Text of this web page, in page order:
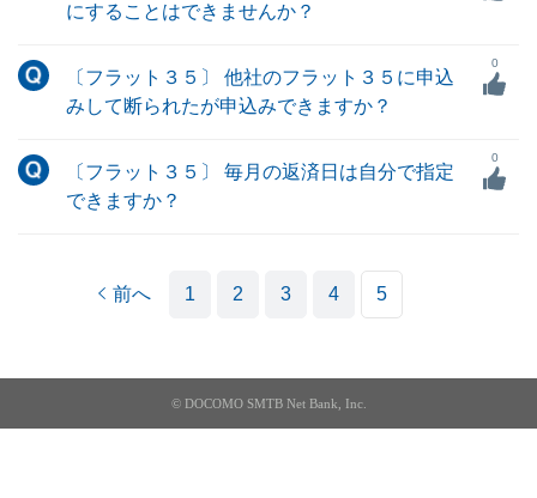
にすることはできませんか？
〔フラット３５〕 他社のフラット３５に申込
みして断られたが申込みできますか？
0
〔フラット３５〕 毎月の返済日は自分で指定
できますか？
0
前へ 1 2 3 4 5
© DOCOMO SMTB Net Bank, Inc.